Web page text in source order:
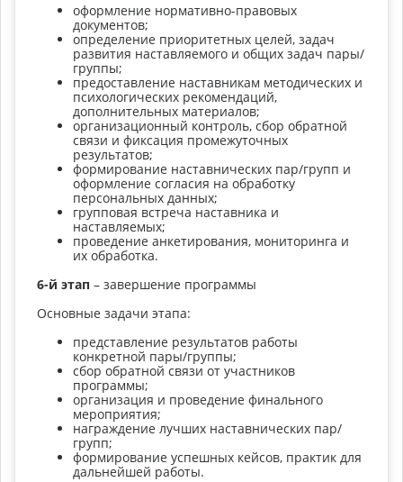
оформление нормативно-правовых
документов;
определение приоритетных целей, задач
развития наставляемого и общих задач пары/
группы;
предоставление наставникам методических и
психологических рекомендаций,
дополнительных материалов;
организационный контроль, сбор обратной
связи и фиксация промежуточных
результатов;
формирование наставнических пар/групп и
оформление согласия на обработку
персональных данных;
групповая встреча наставника и
наставляемых;
проведение анкетирования, мониторинга и
их обработка.
6-й этап – завершение программы
Основные задачи этапа:
представление результатов работы
конкретной пары/группы;
сбор обратной связи от участников
программы;
организация и проведение финального
мероприятия;
награждение лучших наставнических пар/
групп;
формирование успешных кейсов, практик для
дальнейшей работы.